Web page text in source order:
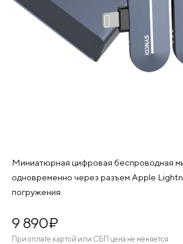
Миниатюрная цифровая беспроводная
одновременно через разъем Apple
погружения.
9 890¤
При оплате картой или СБП цена не меняется